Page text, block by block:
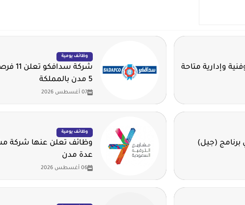
وإدارية متاحة
وظائف يومية
شركة
5 مدن بالمملكة
07 أغسطس 2026
برنامج (جيل)
وظائف يومية
وظائف تعلن عنها شركة
عدة مدن
06 أغسطس 2026